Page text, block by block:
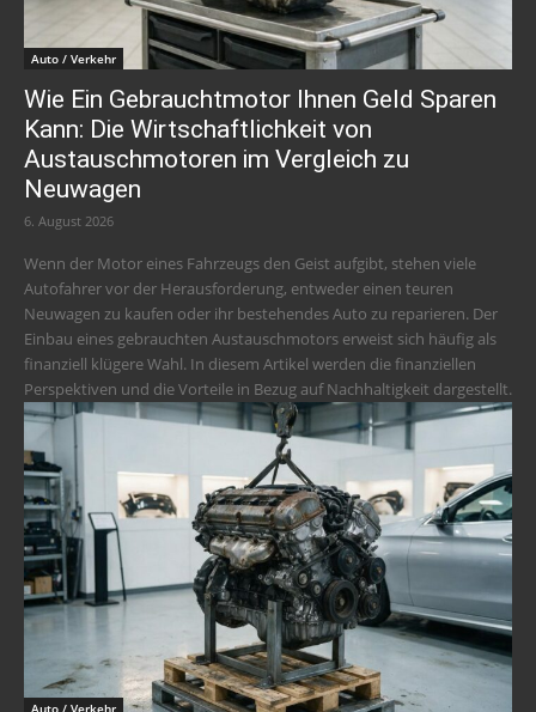
Auto / Verkehr
Wie Ein Gebrauchtmotor Ihnen Geld Sparen
Kann: Die Wirtschaftlichkeit von
Austauschmotoren im Vergleich zu
Neuwagen
6. August 2026
Wenn der Motor eines Fahrzeugs den Geist aufgibt, stehen viele
Autofahrer vor der Herausforderung, entweder einen teuren
Neuwagen zu kaufen oder ihr bestehendes Auto zu reparieren. Der
Einbau eines gebrauchten Austauschmotors erweist sich häufig als
finanziell klügere Wahl. In diesem Artikel werden die finanziellen
Perspektiven und die Vorteile in Bezug auf Nachhaltigkeit dargestellt.